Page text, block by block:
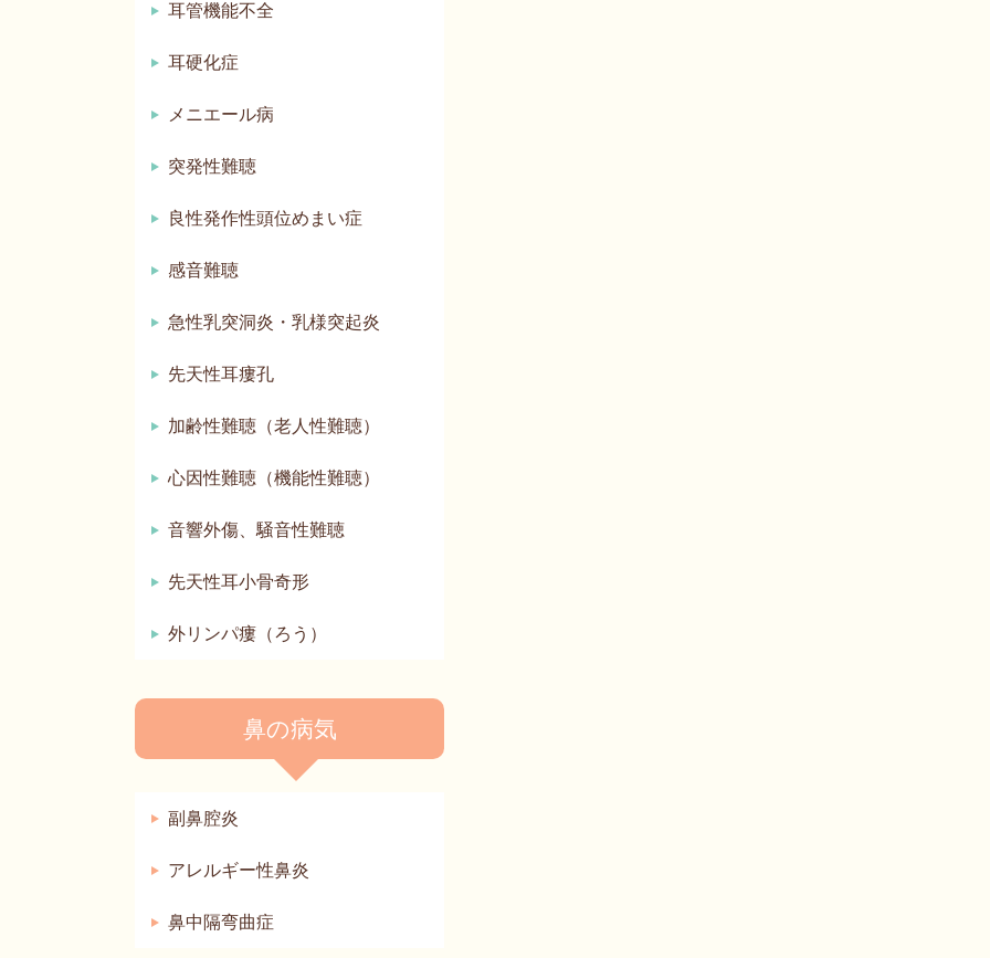
耳管機能不全
耳硬化症
メニエール病
突発性難聴
良性発作性頭位めまい症
感音難聴
急性乳突洞炎・乳様突起炎
先天性耳瘻孔
加齢性難聴（老人性難聴）
心因性難聴（機能性難聴）
音響外傷、騒音性難聴
先天性耳小骨奇形
外リンパ瘻（ろう）
鼻の病気
副鼻腔炎
アレルギー性鼻炎
鼻中隔弯曲症